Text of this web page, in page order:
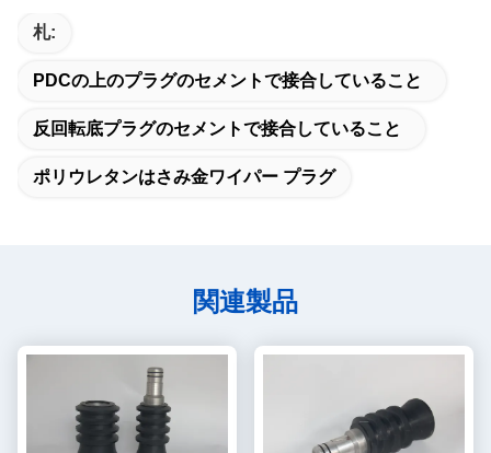
札:
PDCの上のプラグのセメントで接合していること
反回転底プラグのセメントで接合していること
ポリウレタンはさみ金ワイパー プラグ
関連製品